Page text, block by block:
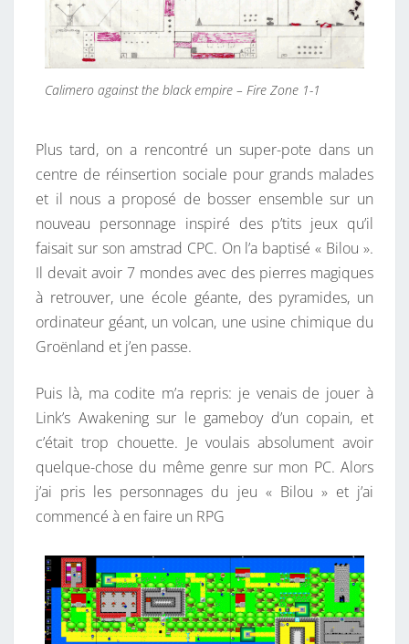
Calimero against the black empire – Fire Zone 1-1
Plus tard, on a rencontré un super-pote dans un
centre de réinsertion sociale pour grands malades
et il nous a proposé de bosser ensemble sur un
nouveau personnage inspiré des p’tits jeux qu’il
faisait sur son amstrad CPC. On l’a baptisé « Bilou ».
Il devait avoir 7 mondes avec des pierres magiques
à retrouver, une école géante, des pyramides, un
ordinateur géant, un volcan, une usine chimique du
Groënland et j’en passe.
Puis là, ma codite m’a repris: je venais de jouer à
Link’s Awakening sur le gameboy d’un copain, et
c’était trop chouette. Je voulais absolument avoir
quelque-chose du même genre sur mon PC. Alors
j’ai pris les personnages du jeu « Bilou » et j’ai
commencé à en faire un RPG